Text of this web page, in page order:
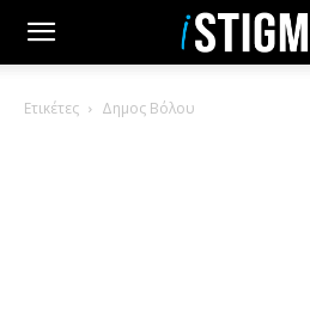
Ετικέτες Δημος Βόλου